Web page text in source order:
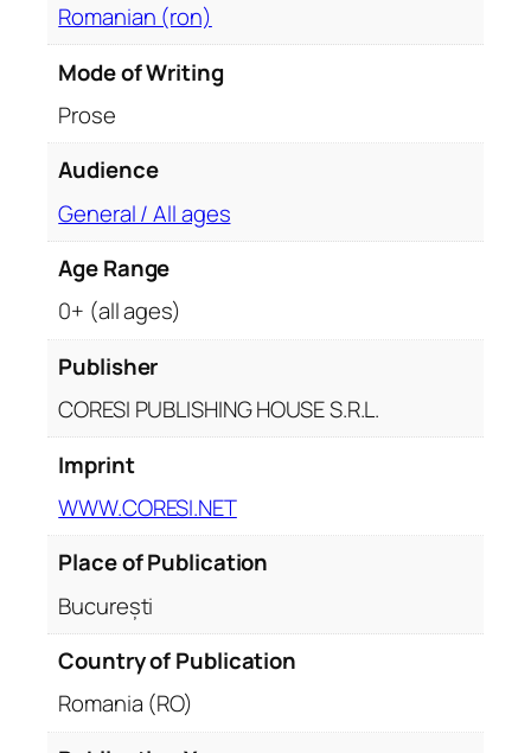
l
l
a
Romanian (ron)
Mode of Writing
Prose
Audience
General / All ages
Age Range
0+ (all ages)
Publisher
CORESI PUBLISHING HOUSE S.R.L.
Imprint
WWW.CORESI.NET
Place of Publication
București
Country of Publication
Romania (RO)